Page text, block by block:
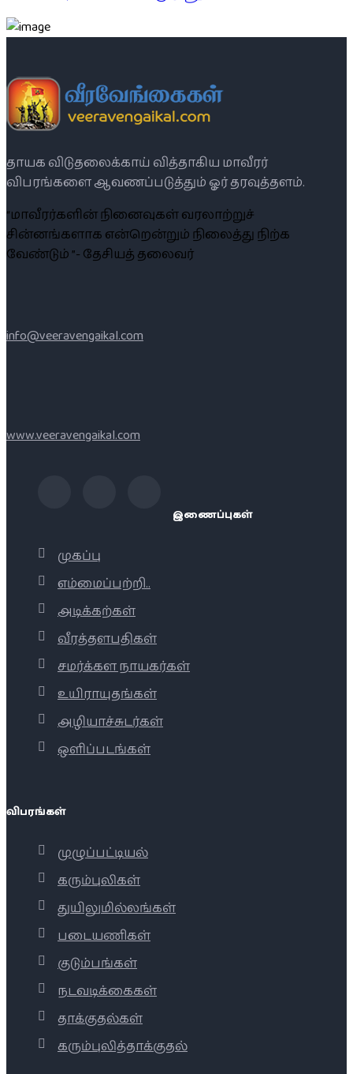
தாயக விடுதலைக்காய் வித்தாகிய மாவீரர்
விபரங்களை ஆவணப்படுத்தும் ஓர் தரவுத்தளம்.
“மாவீரர்களின் நினைவுகள் வரலாற்றுச்
சின்னங்களாக என்றென்றும் நிலைத்து நிற்க
வேண்டும் ”- தேசியத் தலைவர்
info@veeravengaikal.com
www.veeravengaikal.com
இணைப்புகள்
முகப்பு
எம்மைப்பற்றி..
அடிக்கற்கள்
வீரத்தளபதிகள்
சமர்க்கள நாயகர்கள்
உயிராயுதங்கள்
அழியாச்சுடர்கள்
ஒளிப்படங்கள்
விபரங்கள்
முழுப்பட்டியல்
கரும்புலிகள்
துயிலுமில்லங்கள்
படையணிகள்
குடும்பங்கள்
நடவடிக்கைகள்
தாக்குதல்கள்
கரும்புலித்தாக்குதல்